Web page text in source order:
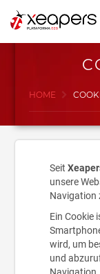
HOME
Seit
unsere
Navigation
Ein Cookie
wird, um
und